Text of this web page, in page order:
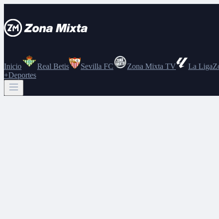
Inicio Real Betis Sevilla FC Zona Mixta TV La Liga
+Deportes